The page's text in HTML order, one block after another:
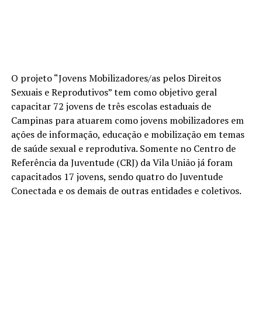
O projeto “Jovens Mobilizadores/as pelos Direitos
Sexuais e Reprodutivos” tem como objetivo geral
capacitar 72 jovens de três escolas estaduais de
Campinas para atuarem como jovens mobilizadores em
ações de informação, educação e mobilização em temas
de saúde sexual e reprodutiva. Somente no Centro de
Referência da Juventude (CRJ) da Vila União já foram
capacitados 17 jovens, sendo quatro do Juventude
Conectada e os demais de outras entidades e coletivos.